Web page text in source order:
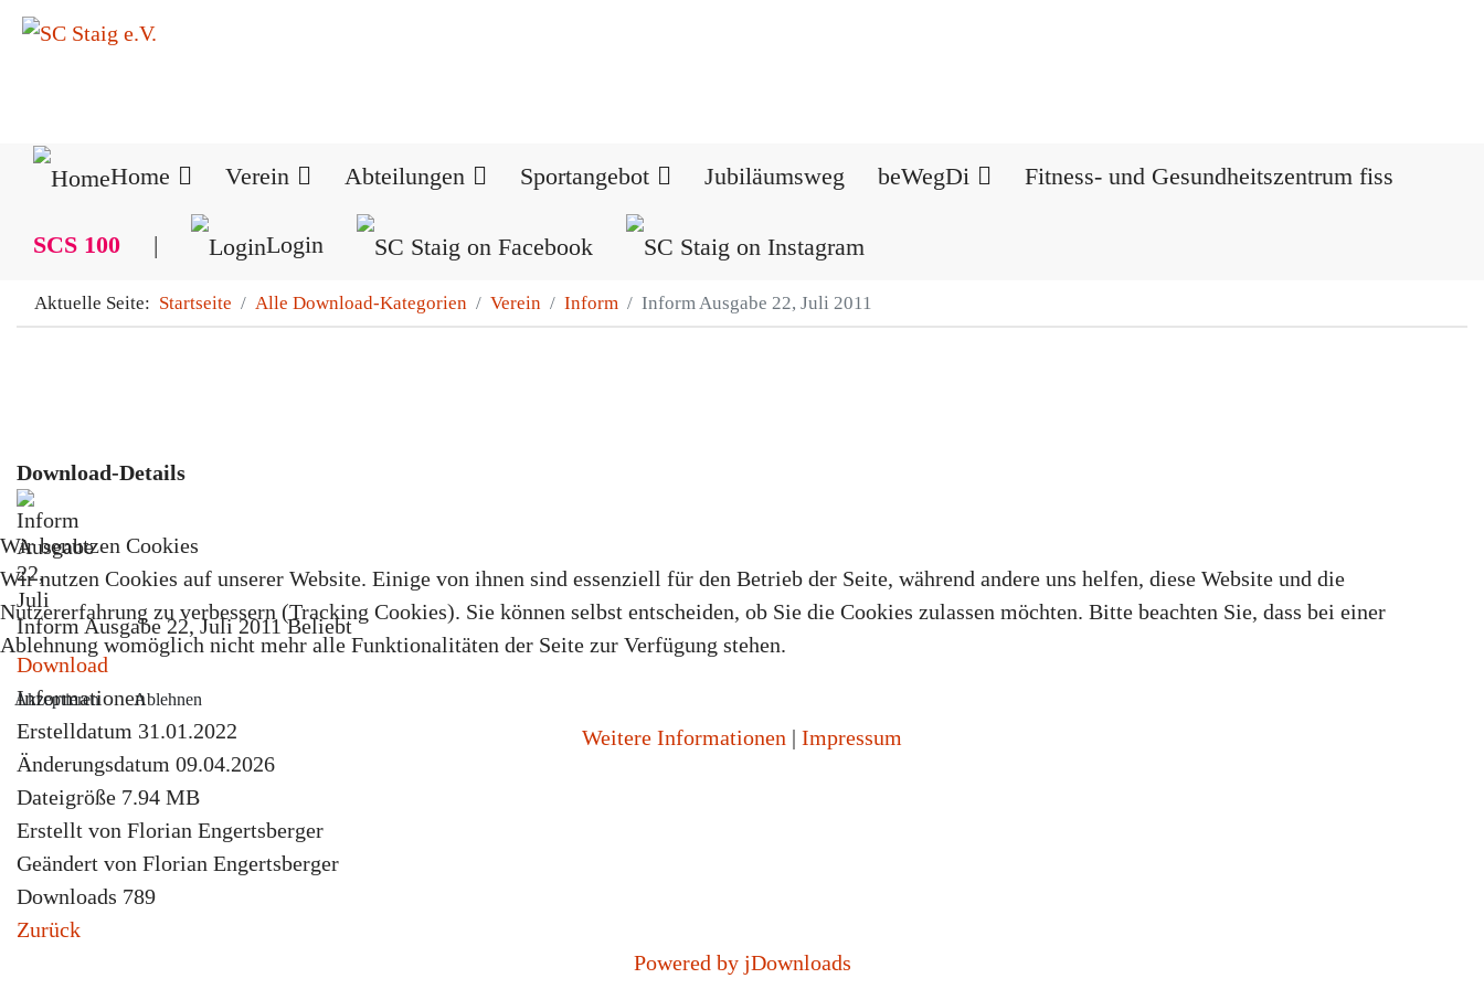
Home Verein Abteilungen Sportangebot Jubiläumsweg beWegDi Fitness- und Gesundheitszentrum fiss
SCS 100 | Login
Aktuelle Seite: Startseite Alle Download-Kategorien Verein Inform Inform Ausgabe 22, Juli 2011
Download-Details
Inform Ausgabe 22, Juli 2011Beliebt
Download
Informationen
Erstelldatum 31.01.2022
Änderungsdatum 09.04.2026
Dateigröße 7.94 MB
Erstellt von Florian Engertsberger
Geändert von Florian Engertsberger
Downloads 789
Zurück
Powered by jDownloads
Wir benutzen Cookies
Wir nutzen Cookies auf unserer Website. Einige von ihnen sind essenziell für den Betrieb der Seite, während andere uns helfen, diese Website und die
Nutzererfahrung zu verbessern (Tracking Cookies). Sie können selbst entscheiden, ob Sie die Cookies zulassen möchten. Bitte beachten Sie, dass bei einer
Ablehnung womöglich nicht mehr alle Funktionalitäten der Seite zur Verfügung stehen.
Akzeptieren Ablehnen
Weitere Informationen | Impressum